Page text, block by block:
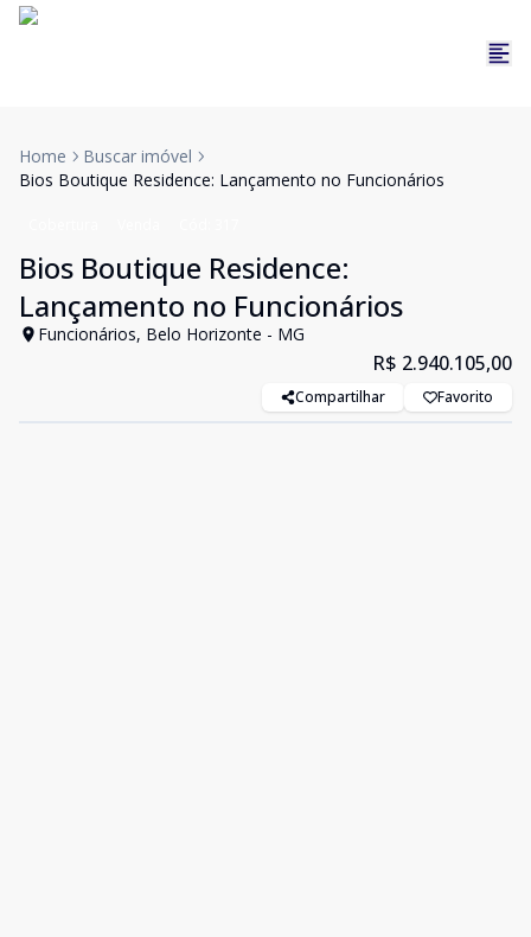
Home
Buscar imóvel
Bios Boutique Residence: Lançamento no Funcionários
Bios Boutique Residence:
Lançamento no Funcionários
Funcionários, Belo Horizonte - MG
R$ 2.940.105,00
Compartilhar Favorito